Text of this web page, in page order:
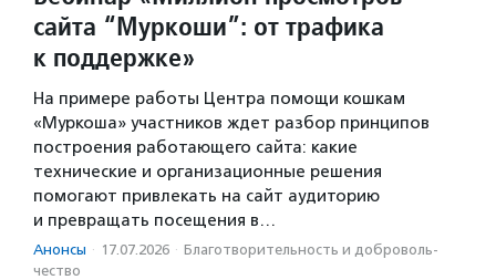
сайта “Муркоши”: от трафика
к поддержке»
На примере работы Центра помощи кошкам
«Муркоша» участников ждет разбор принципов
построения работающего сайта: какие
технические и организационные решения
помогают привлекать на сайт аудиторию
и превращать посещения в…
Анонсы · 17.07.2026 · Благотвори­тель­ность и доброволь­
чест­во